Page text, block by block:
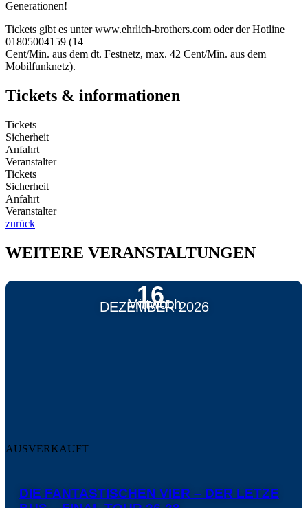
Generationen!
Tickets gibt es unter www.ehrlich-brothers.com oder der Hotline
01805004159 (14
Cent/Min. aus dem dt. Festnetz, max. 42 Cent/Min. aus dem
Mobilfunknetz).
Tickets & informationen
Tickets
Sicherheit
Anfahrt
Veranstalter
Tickets
Sicherheit
Anfahrt
Veranstalter
zurück
WEITERE VERANSTALTUNGEN
16.
DEZEMBER 2026
Mittwoch
AUSVERKAUFT
DIE FANTASTISCHEN VIER – DER LETZE